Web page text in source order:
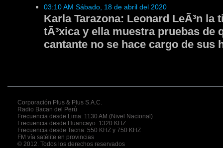
03:10 AM Sábado, 18 de abril del 2020
Karla Tarazona: Leonard LeÃ³n la
tÃ³xica y ella muestra pruebas de
cantante no se hace cargo de sus
Corporación Plus & Plus S.A.C.
Radio Bacan del Perú
Frecuencia desde Lima: 1130 AM (Nivel Nacional)
Frecuencia desde Huancayo: 1320 KHZ
Frecuencia desde Tacna: 550 KHZ y 750 KHZ
FM vía satélite en provincias
© 2012. Todos los derechos reservados